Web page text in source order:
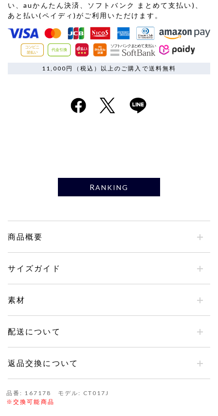
い、auかんたん決済、ソフトバンク まとめて支払い)、
あと払い(ペイディ)がご利用いただけます。
11,000円（税込）以上のご購入で送料無料
RANKING
商品概要
サイズガイド
素材
配送について
返品交換について
品番: 167178 モデル: CT017J
※交換可能商品